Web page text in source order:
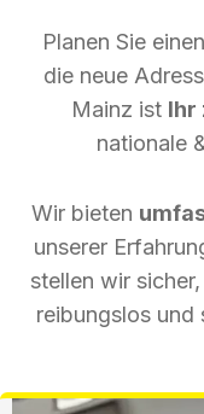
Planen Sie
die neue
Mainz ist Ihr
nationale
Wir bieten
unserer
stellen wir
reibungslos und